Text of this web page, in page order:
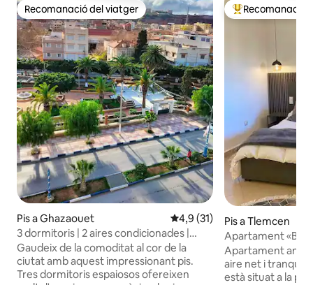
Recomanació del viatger
Recomanació del viatger
Pis a Ghazaouet 4,9 de puntuació mitjana
4,9 (31)
3 dormitoris | 2 aires condicionades |
Vidres dobles | Centre de la ciutat
Gaudeix de la comoditat al cor de la
ciutat amb aquest impressionant pis.
Tres dormitoris espaiosos ofereixen
Principals
Recomanació
Pis a Tlemcen
Apartament
relaxació»
Apartament amb
aire net i tranquil. El nou apartament
està situat a la